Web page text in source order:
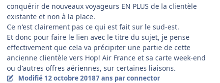
conquérir de nouveaux voyageurs EN PLUS de la clientèle
existante et non à la place.
Ce n'est clairement pas ce qui est fait sur le sud-est.
Et donc pour faire le lien avec le titre du sujet, je pense
effectivement que cela va précipiter une partie de cette
ancienne clientèle vers Hop! Air France et sa carte week-end
ou d'autres offres aériennes, sur certaines liaisons.
Modifié 12 octobre 20187 ans par connector